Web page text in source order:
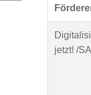
jetzt! /